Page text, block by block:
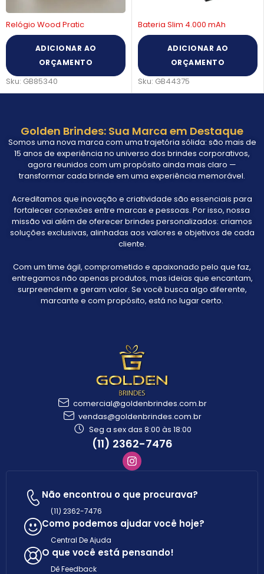
Relógio Wood Pratic
ADICIONAR AO
ORÇAMENTO
Sku: GB85340
Bateria Slim 4.000 mAh
ADICIONAR AO
ORÇAMENTO
Sku: GB44375
Golden Brindes: Sua Marca em Destaque
Somos uma nova marca com uma trajetória sólida: são mais de
15 anos de experiência no universo dos brindes corporativos,
agora reunidos com um propósito ainda mais claro —
transformar cada brinde em uma experiência memorável.
Acreditamos que inovação e criatividade são essenciais para
fortalecer conexões entre marcas e pessoas. Por isso, nossa
missão vai além de oferecer brindes personalizados: criamos
soluções exclusivas, alinhadas aos valores e objetivos de cada
cliente.
Com um time ágil, comprometido e apaixonado pelo que faz,
entregamos não apenas produtos, mas ideias que encantam,
surpreendem e geram valor. Se você busca algo diferente,
marcante e com propósito, está no lugar certo.
comercial@goldenbrindes.com.br
vendas@goldenbrindes.com.br
Seg a sex das 8:00 às 18:00
(11) 2362-7476
Não encontrou o que procurava?
(11) 2362-7476
Como podemos ajudar você hoje?
Central De Ajuda
O que você está pensando!
Dê Feedback